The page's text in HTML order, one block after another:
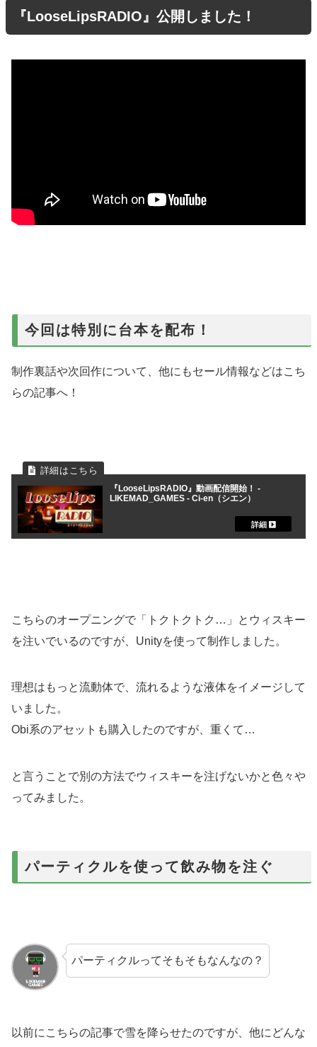
『LooseLipsRADIO』公開しました！
今回は特別に台本を配布！
制作裏話や次回作について、他にもセール情報などはこち
らの記事へ！
『LooseLipsRADIO』動画配信開始！ -
LIKEMAD_GAMES - Ci-en（シエン）
こちらのオープニングで「トクトクトク…」とウィスキー
を注いでいるのですが、Unityを使って制作しました。
理想はもっと流動体で、流れるような液体をイメージして
いました。
Obi系のアセットも購入したのですが、重くて…
と言うことで別の方法でウィスキーを注げないかと色々や
ってみました。
パーティクルを使って飲み物を注ぐ
パーティクルってそもそもなんなの？
以前にこちらの記事で雪を降らせたのですが、他にどんな